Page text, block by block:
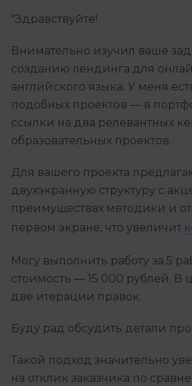
"Здравствуйте!
Внимательно изучил ваше
созданию лендинга для
английского языка. У меня
подобных проектов — в
ссылки на два релевантных
образовательных проектов.
Для вашего проекта
двухэкранную структуру с
преимуществах методики и
первом экране, что увеличит
Могу выполнить работу за 5
стоимость — 15 000 рублей. В
две итерации правок.
Буду рад обсудить детали
Такой подход значительно
на отклик заказчика по